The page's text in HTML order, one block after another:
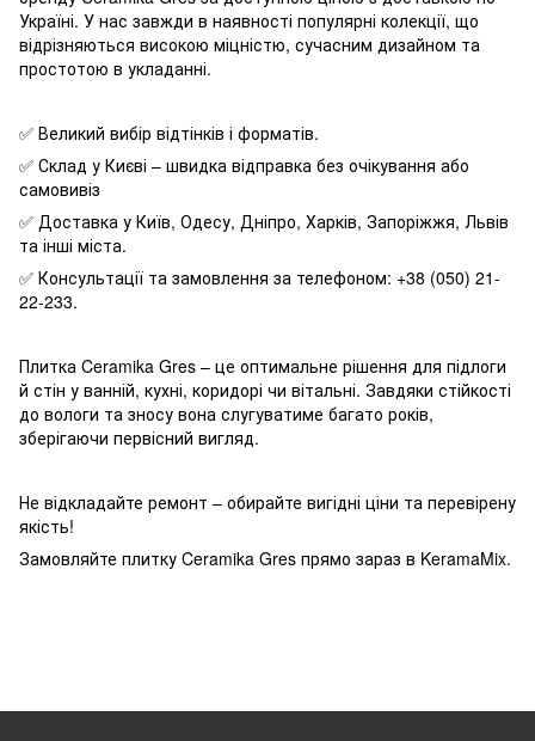
Україні. У нас завжди в наявності популярні колекції, що
відрізняються високою міцністю, сучасним дизайном та
простотою в укладанні.
✅ Великий вибір відтінків і форматів.
✅ Склад у Києві – швидка відправка без очікування або
самовивіз
✅ Доставка у Київ, Одесу, Дніпро, Харків, Запоріжжя, Львів
та інші міста.
✅ Консультації та замовлення за телефоном: +38 (050) 21-
22-233.
Плитка Ceramika Gres – це оптимальне рішення для підлоги
й стін у ванній, кухні, коридорі чи вітальні. Завдяки стійкості
до вологи та зносу вона слугуватиме багато років,
зберігаючи первісний вигляд.
Не відкладайте ремонт – обирайте вигідні ціни та перевірену
якість!
Замовляйте плитку Ceramika Gres прямо зараз в KeramaMix.